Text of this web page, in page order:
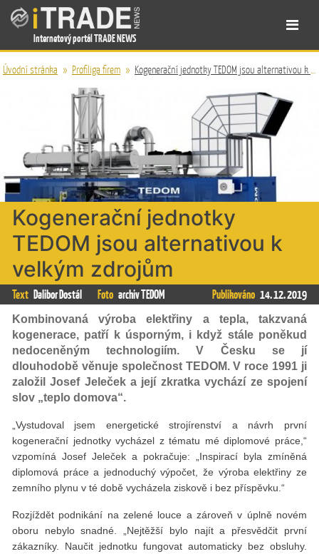
Internetový portál TRADE NEWS
Úvodní stránka » Profiliga firem » Kogenerační jednotky TEDOM jsou alternativou k velkým zdrojům
Kogenerační jednotky
TEDOM jsou alternativou k
velkým zdrojům
Text Dalibor Dostál Foto archiv TEDOM Publikováno 14. 12. 2019
Kombinovaná výroba elektřiny a tepla, takzvaná
kogenerace, patří k úsporným, i když stále poněkud
nedoceněným technologiím. V Česku se jí
dlouhodobě věnuje společnost TEDOM. V roce 1991 ji
založil Josef Jeleček a její zkratka vychází ze spojení
slov „teplo domova“.
„Vystudoval jsem energetické strojírenství a návrh první
kogenerační jednotky vycházel z tématu mé diplomové práce,“
vzpomíná Josef Jeleček a pokračuje: „Inspirací byla zmíněná
diplomová práce a jednoduchý výpočet, že výroba elektřiny ze
zemního plynu v té době vycházela ziskově i bez příspěvku.“
Rozjíždět podnikání na zelené louce a zároveň v úplně novém
oboru nebylo snadné. „Nejtěžší bylo najít a přesvědčit první
zákazníky. Naučit jednotku fungovat automaticky bez obsluhy.